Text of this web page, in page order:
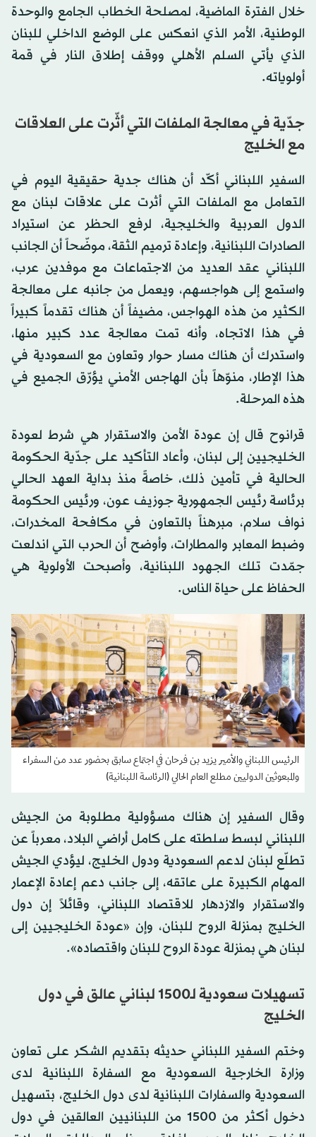
خلال الفترة الماضية، لمصلحة الخطاب الجامع والوحدة
الوطنية، الأمر الذي انعكس على الوضع الداخلي للبنان
الذي يأتي السلم الأهلي ووقف إطلاق النار في قمة
أولوياته.
جدّية في معالجة الملفات التي أثّرت على العلاقات
مع الخليج
السفير اللبناني أكّد أن هناك جدية حقيقية اليوم في
التعامل مع الملفات التي أثرت على علاقات لبنان مع
الدول العربية والخليجية، لرفع الحظر عن استيراد
الصادرات اللبنانية، وإعادة ترميم الثقة، موضّحاً أن الجانب
اللبناني عقد العديد من الاجتماعات مع موفدين عرب،
واستمع إلى هواجسهم، ويعمل من جانبه على معالجة
الكثير من هذه الهواجس، مضيفاً أن هناك تقدماً كبيراً
في هذا الاتجاه، وأنه تمت معالجة عدد كبير منها،
واستدرك أن هناك مسار حوار وتعاون مع السعودية في
هذا الإطار، منوّهاً بأن الهاجس الأمني يؤرّق الجميع في
هذه المرحلة.
قرانوح قال إن عودة الأمن والاستقرار هي شرط لعودة
الخليجيين إلى لبنان، وأعاد التأكيد على جدّية الحكومة
الحالية في تأمين ذلك، خاصةً منذ بداية العهد الحالي
برئاسة رئيس الجمهورية جوزيف عون، ورئيس الحكومة
نواف سلام، مبرهناً بالتعاون في مكافحة المخدرات،
وضبط المعابر والمطارات، وأوضح أن الحرب التي اندلعت
جمّدت تلك الجهود اللبنانية، وأصبحت الأولوية هي
الحفاظ على حياة الناس.
الرئيس اللبناني والأمير يزيد بن فرحان في اجتماع سابق بحضور عدد من السفراء
والمبعوثين الدوليين مطلع العام الحالي (الرئاسة اللبنانية)
وقال السفير إن هناك مسؤولية مطلوبة من الجيش
اللبناني لبسط سلطته على كامل أراضي البلاد، معرباً عن
تطلّع لبنان لدعم السعودية ودول الخليج، ليؤدي الجيش
المهام الكبيرة على عاتقه، إلى جانب دعم إعادة الإعمار
والاستقرار والازدهار للاقتصاد اللبناني، وقائلاً إن دول
الخليج بمنزلة الروح للبنان، وإن «عودة الخليجيين إلى
لبنان هي بمنزلة عودة الروح للبنان واقتصاده».
تسهيلات سعودية لـ1500 لبناني عالق في دول
الخليج
وختم السفير اللبناني حديثه بتقديم الشكر على تعاون
وزارة الخارجية السعودية مع السفارة اللبنانية لدى
السعودية والسفارات اللبنانية لدى دول الخليج، بتسهيل
دخول أكثر من 1500 من اللبنانيين العالقين في دول